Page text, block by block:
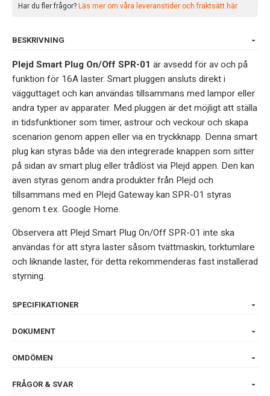
Har du fler frågor? Läs mer om våra leveranstider och fraktsätt här.
BESKRIVNING
Plejd Smart Plug On/Off SPR-01 är avsedd för av och på
funktion för 16A laster. Smart pluggen ansluts direkt i
vägguttaget och kan användas tillsammans med lampor eller
andra typer av apparater. Med pluggen är det möjligt att ställa
in tidsfunktioner som timer, astrour och veckour och skapa
scenarion genom appen eller via en tryckknapp. Denna smart
plug kan styras både via den integrerade knappen som sitter
på sidan av smart plug eller trådlöst via Plejd appen. Den kan
även styras genom andra produkter från Plejd och
tillsammans med en Plejd Gateway kan SPR-01 styras
genom t.ex. Google Home.
Observera att Plejd Smart Plug On/Off SPR-01 inte ska
användas för att styra laster såsom tvättmaskin, torktumlare
och liknande laster, för detta rekommenderas fast installerad
styrning.
SPECIFIKATIONER
DOKUMENT
OMDÖMEN
FRÅGOR & SVAR